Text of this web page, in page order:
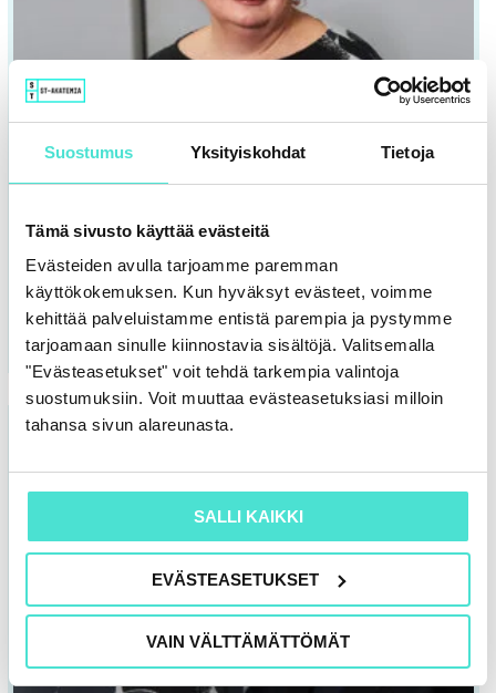
Suostumus Yksityiskohdat Tietoja
Tämä sivusto käyttää evästeitä
Evästeiden avulla tarjoamme paremman
käyttökokemuksen. Kun hyväksyt evästeet, voimme
kehittää palveluistamme entistä parempia ja pystymme
tarjoamaan sinulle kiinnostavia sisältöjä. Valitsemalla
"Evästeasetukset" voit tehdä tarkempia valintoja
suostumuksiin. Voit muuttaa evästeasetuksiasi milloin
tahansa sivun alareunasta.
SALLI KAIKKI
EVÄSTEASETUKSET
VAIN VÄLTTÄMÄTTÖMÄT
Tekoäly | Koulutus
Tekoäly ja sisäinen valvonta taloushallinnossa
Ti 27.10.2026 klo 9.00-12.00
450,00€
VALITSE VAIHTOEHDOISTA
muunnelma.
Voit
tuotteen
on
useampi
muunnelma.
Voit
tehdä
valinnat
tuotteen